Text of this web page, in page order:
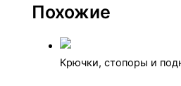
Похожие
Крючки, стопоры и